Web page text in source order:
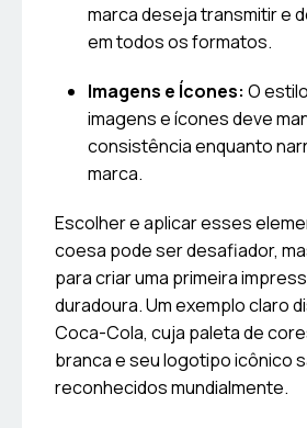
marca deseja transmitir e
em todos os formatos.
Imagens e Ícones: O
imagens e ícones deve
consistência enquanto
marca.
Escolher e aplicar esses
coesa pode ser desafiador,
para criar uma primeira
duradoura. Um exemplo claro
Coca-Cola, cuja paleta de
branca e seu logotipo icônico
reconhecidos mundialmente.